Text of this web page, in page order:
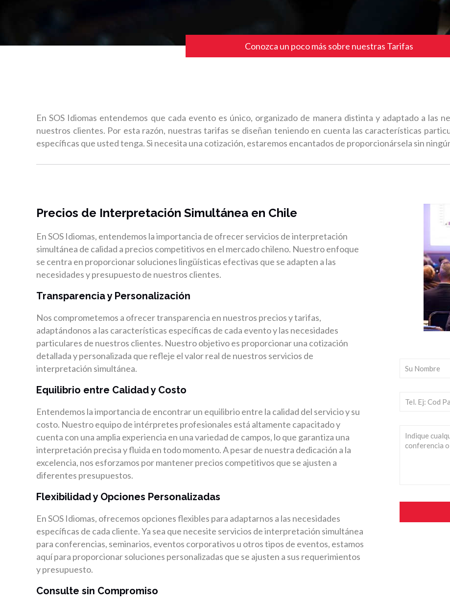
Conozca un poco más sobre nuestras Tarifas
En SOS Idiomas entendemos que cada evento es único, organizado de manera distinta y adaptado a las
nuestros clientes. Por esta razón, nuestras tarifas se diseñan teniendo en cuenta las características
específicas que usted tenga. Si necesita una cotización, estaremos encantados de proporcionársela sin
Precios de Interpretación Simultánea en Chile
En SOS Idiomas, entendemos la importancia de ofrecer servicios de interpretación
simultánea de calidad a precios competitivos en el mercado chileno. Nuestro enfoque
se centra en proporcionar soluciones lingüísticas efectivas que se adapten a las
necesidades y presupuesto de nuestros clientes.
Transparencia y Personalización
Nos comprometemos a ofrecer transparencia en nuestros precios y tarifas,
adaptándonos a las características específicas de cada evento y las necesidades
particulares de nuestros clientes. Nuestro objetivo es proporcionar una cotización
detallada y personalizada que refleje el valor real de nuestros servicios de
interpretación simultánea.
Equilibrio entre Calidad y Costo
Entendemos la importancia de encontrar un equilibrio entre la calidad del servicio y su
costo. Nuestro equipo de intérpretes profesionales está altamente capacitado y
cuenta con una amplia experiencia en una variedad de campos, lo que garantiza una
interpretación precisa y fluida en todo momento. A pesar de nuestra dedicación a la
excelencia, nos esforzamos por mantener precios competitivos que se ajusten a
diferentes presupuestos.
Flexibilidad y Opciones Personalizadas
En SOS Idiomas, ofrecemos opciones flexibles para adaptarnos a las necesidades
específicas de cada cliente. Ya sea que necesite servicios de interpretación simultánea
para conferencias, seminarios, eventos corporativos u otros tipos de eventos, estamos
aquí para proporcionar soluciones personalizadas que se ajusten a sus requerimientos
y presupuesto.
Consulte sin Compromiso